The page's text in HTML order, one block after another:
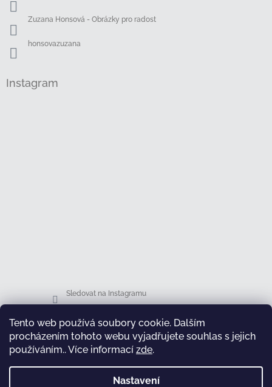
Tento web používá soubory cookie. Dalším
procházením tohoto webu vyjadřujete souhlas s jejich
používáním.. Více informací zde.
Nastavení
Zuzana Honsová - Obrázky pro radost
honsovazuzana
Instagram
Sledovat na Instagramu
Facebook
test